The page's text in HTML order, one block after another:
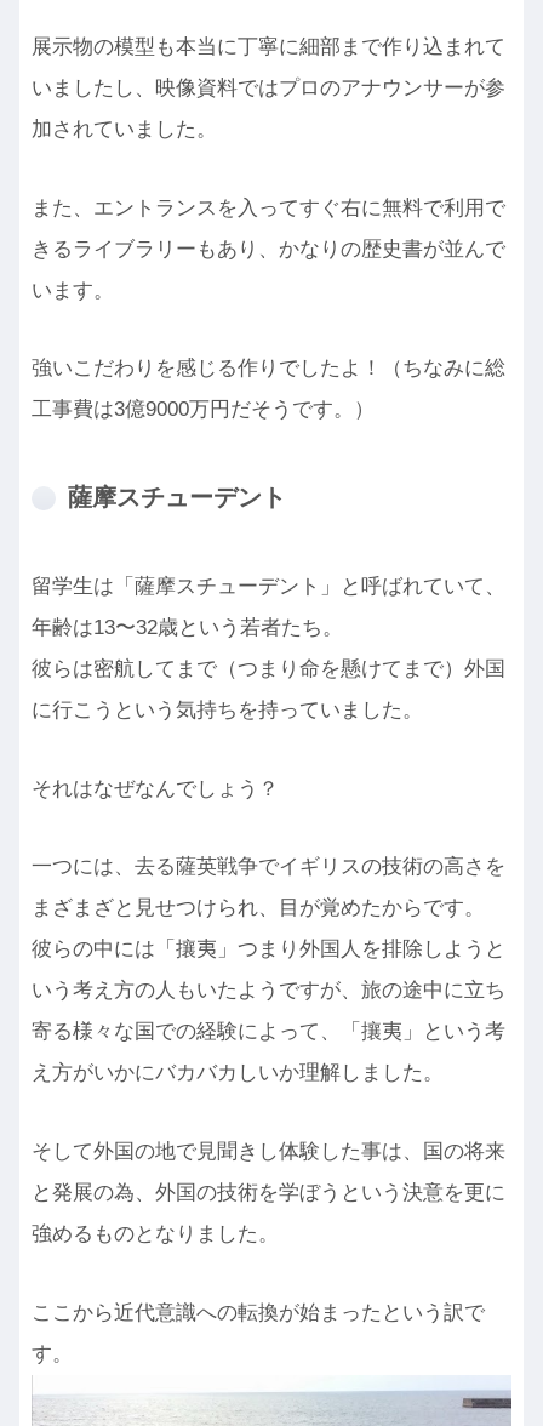
展示物の模型も本当に丁寧に細部まで作り込まれて
いましたし、映像資料ではプロのアナウンサーが参
加されていました。
また、エントランスを入ってすぐ右に無料で利用で
きるライブラリーもあり、かなりの歴史書が並んで
います。
強いこだわりを感じる作りでしたよ！（ちなみに総
工事費は3億9000万円だそうです。）
薩摩スチューデント
留学生は「薩摩スチューデント」と呼ばれていて、
年齢は13〜32歳という若者たち。
彼らは密航してまで（つまり命を懸けてまで）外国
に行こうという気持ちを持っていました。
それはなぜなんでしょう？
一つには、去る薩英戦争でイギリスの技術の高さを
まざまざと見せつけられ、目が覚めたからです。
彼らの中には「攘夷」つまり外国人を排除しようと
いう考え方の人もいたようですが、旅の途中に立ち
寄る様々な国での経験によって、「攘夷」という考
え方がいかにバカバカしいか理解しました。
そして外国の地で見聞きし体験した事は、国の将来
と発展の為、外国の技術を学ぼうという決意を更に
強めるものとなりました。
ここから近代意識への転換が始まったという訳で
す。